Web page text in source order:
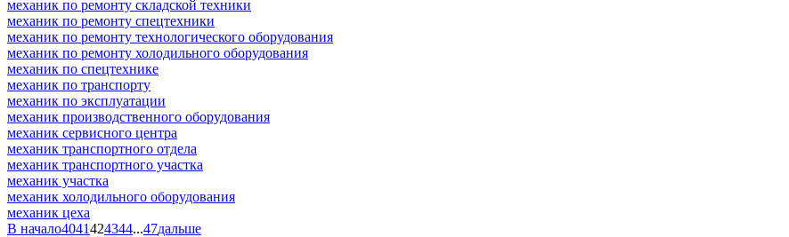
механик по ремонту складской техники
механик по ремонту спецтехники
механик по ремонту технологического оборудования
механик по ремонту холодильного оборудования
механик по спецтехнике
механик по транспорту
механик по эксплуатации
механик производственного оборудования
механик сервисного центра
механик транспортного отдела
механик транспортного участка
механик участка
механик холодильного оборудования
механик цеха
В начало4041424344...47дальше